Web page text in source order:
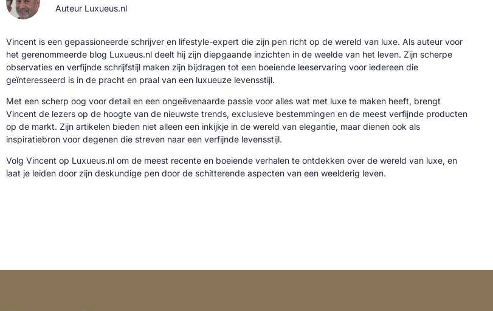
Auteur Luxueus.nl
Vincent is een gepassioneerde schrijver en lifestyle-expert die zijn pen richt op de wereld van luxe. Als auteur voor
het gerenommeerde blog Luxueus.nl deelt hij zijn diepgaande inzichten in de weelde van het leven. Zijn scherpe
observaties en verfijnde schrijfstijl maken zijn bijdragen tot een boeiende leeservaring voor iedereen die
geïnteresseerd is in de pracht en praal van een luxueuze levensstijl.
Met een scherp oog voor detail en een ongeëvenaarde passie voor alles wat met luxe te maken heeft, brengt
Vincent de lezers op de hoogte van de nieuwste trends, exclusieve bestemmingen en de meest verfijnde producten
op de markt. Zijn artikelen bieden niet alleen een inkijkje in de wereld van elegantie, maar dienen ook als
inspiratiebron voor degenen die streven naar een verfijnde levensstijl.
Volg Vincent op Luxueus.nl om de meest recente en boeiende verhalen te ontdekken over de wereld van luxe, en
laat je leiden door zijn deskundige pen door de schitterende aspecten van een weelderig leven.